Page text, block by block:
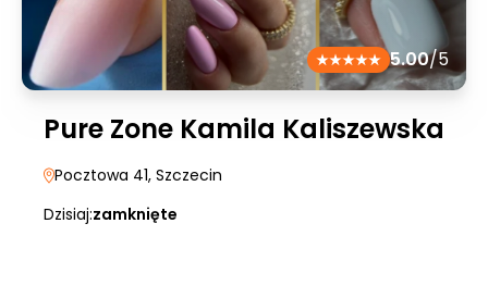
5.00/5
Pure Zone Kamila Kaliszewska
Pocztowa 41, Szczecin
Dzisiaj:zamknięte